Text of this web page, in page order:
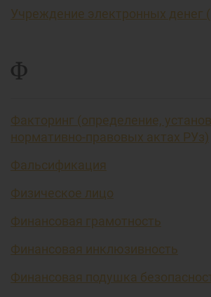
Учреждение электронных денег
Ф
Факторинг (определение,
нормативно-правовых актах РУз)
Фальсификация
Физическое лицо
Финансовая грамотность
Финансовая инклюзивность
Финансовая подушка